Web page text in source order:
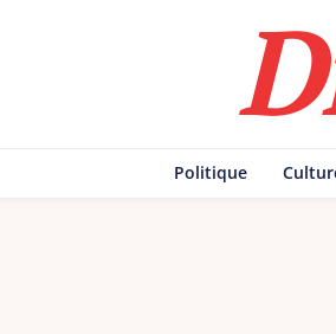
Politique